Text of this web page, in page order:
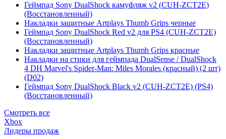
Геймпад Sony DualShock камуфляж v2 (CUH-ZCT2E)
(Восстановленный)
Накладки защитные Artplays Thumb Grips черные
Геймпад Sony DualShock Red v2 для PS4 (CUH-ZCT2E)
(Восстановленный)
Накладки защитные Artplays Thumb Grips красные
Накладки на стики для геймпада DualSense / DualShock
4 DH Marvel's Spider-Man: Miles Morales (красный) (2 шт)
(D02)
Геймпад Sony DualShock Black v2 (CUH-ZCT2E) (PS4)
(Восстановленный)
Смотреть все
Xbox
Лидеры продаж